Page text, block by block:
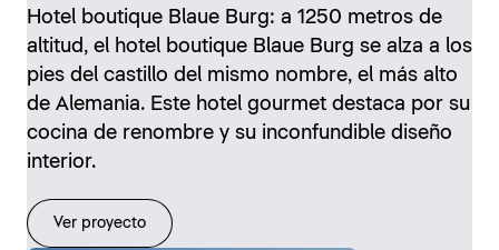
Hotel boutique Blaue Burg: a 1250 metros de
altitud, el hotel boutique Blaue Burg se alza a los
pies del castillo del mismo nombre, el más alto
de Alemania. Este hotel gourmet destaca por su
cocina de renombre y su inconfundible diseño
interior.
Ver proyecto